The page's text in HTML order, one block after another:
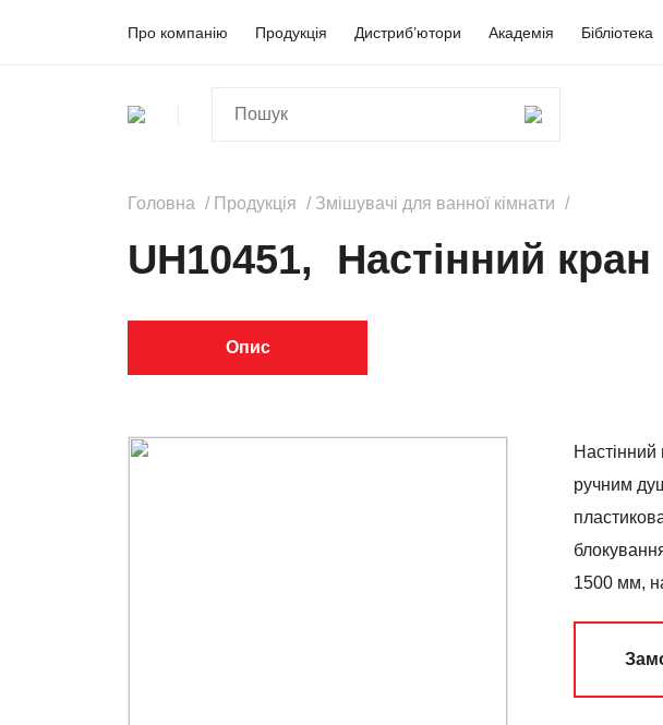
Про компанію Продукція Дистриб’ютори Академія Бібліотека
Головна Продукція Змішувачі для ванної кімнати
UH10451, Настінний
Опис
ручним
1500 мм,